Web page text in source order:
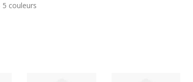
5 couleurs